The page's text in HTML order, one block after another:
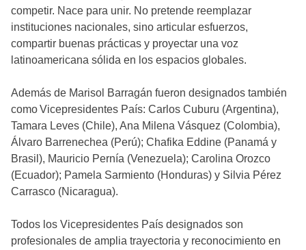
competir. Nace para unir. No pretende reemplazar
instituciones nacionales, sino articular esfuerzos,
compartir buenas prácticas y proyectar una voz
latinoamericana sólida en los espacios globales.
Además de Marisol Barragán fueron designados también
como Vicepresidentes País: Carlos Cuburu (Argentina),
Tamara Leves (Chile), Ana Milena Vásquez (Colombia),
Álvaro Barrenechea (Perú); Chafika Eddine (Panamá y
Brasil), Mauricio Pernía (Venezuela); Carolina Orozco
(Ecuador); Pamela Sarmiento (Honduras) y Silvia Pérez
Carrasco (Nicaragua).
Todos los Vicepresidentes País designados son
profesionales de amplia trayectoria y reconocimiento en